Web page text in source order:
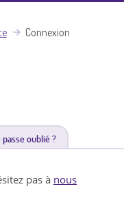
Connexion
oublié ?
pas à nous